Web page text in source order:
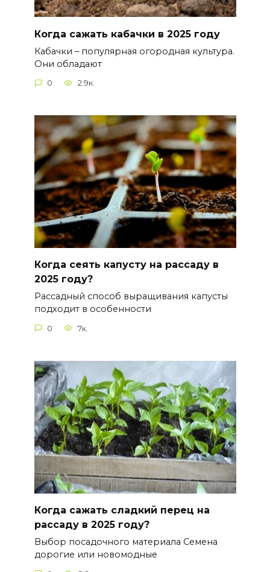
Когда сажать кабачки в 2025 году
Кабачки – популярная огородная культура.
Они обладают
0 2.9к.
Когда сеять капусту на рассаду в
2025 году?
Рассадный способ выращивания капусты
подходит в особенности
0 7к.
Когда сажать сладкий перец на
рассаду в 2025 году?
Выбор посадочного материала Семена
дорогие или новомодные